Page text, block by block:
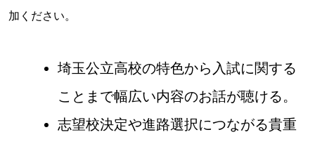
加ください。
埼玉公立高校の特色から入試に関する
ことまで幅広い内容のお話が聴ける。
志望校決定や進路選択につながる貴重